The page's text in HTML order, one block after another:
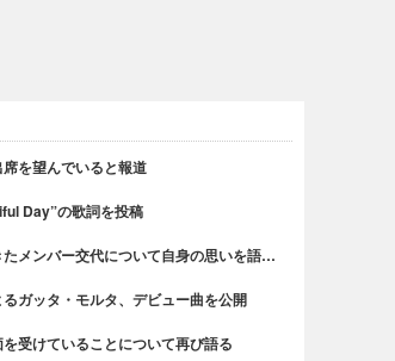
を望んでいると報道
Day”の歌詞を投稿
メンバー交代について自身の思いを語…
ガッタ・モルタ、デビュー曲を公開
受けていることについて再び語る